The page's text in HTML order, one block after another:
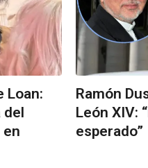
Loan:
del
en
Ramón
León XIV:
esperado”